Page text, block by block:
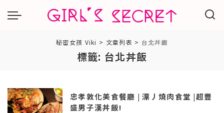
秘密女孩 Viki > 文章列表 > 台北丼飯
標籤: 台北丼飯
忠孝敦化美食餐廳 | 漂丿燒肉食堂 |超豐
盛男子漢丼飯!